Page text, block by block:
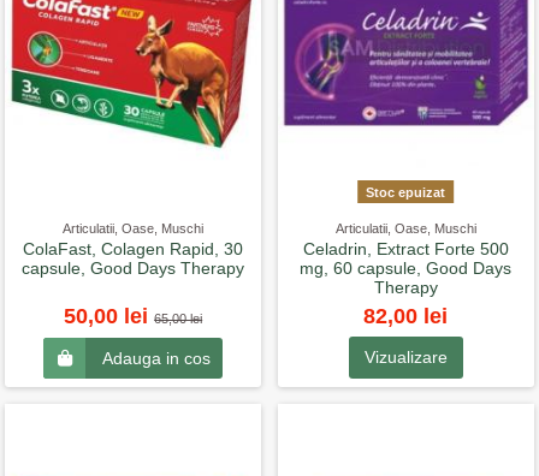
Articulatii, Oase, Muschi
ColaFast, Colagen Rapid, 30
capsule, Good Days Therapy
50,00 lei65,00 lei
Adauga in cos
Stoc epuizat
Articulatii, Oase, Muschi
Celadrin, Extract Forte 500
mg, 60 capsule, Good Days
Therapy
82,00 lei
Vizualizare